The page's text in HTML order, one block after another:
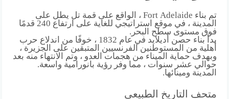
تم بناء Fort Adelaide ، الواقع على قمة تل يطل على
المدينة ، في موقع استراتيجي للغاية على ارتفاع 240 قدمًا
فوق مستوى سطح البحر.
بدأ بناء حصن أديلايد في عام 1832 ، خوفًا من اندلاع حرب
أهلية من المستوطنين الفرنسيين المتبقين على الجزيرة ،
وبهدف حماية الميناء من هجمات العدو ، وتم الانتهاء منه بعد
حوالي عشر سنوات ، مما وفر رؤية بانورامية واسعة.
المدينة ومينائها.
متحف التاريخ الطبيعي